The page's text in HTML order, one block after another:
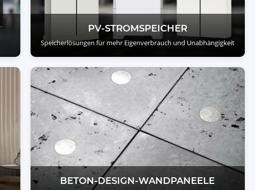
PV-STROMSPEICHER
Speicherlösungen für mehr Eigenverbrauch und Unabhängigkeit
BETON-DESIGN-WANDPANEELE